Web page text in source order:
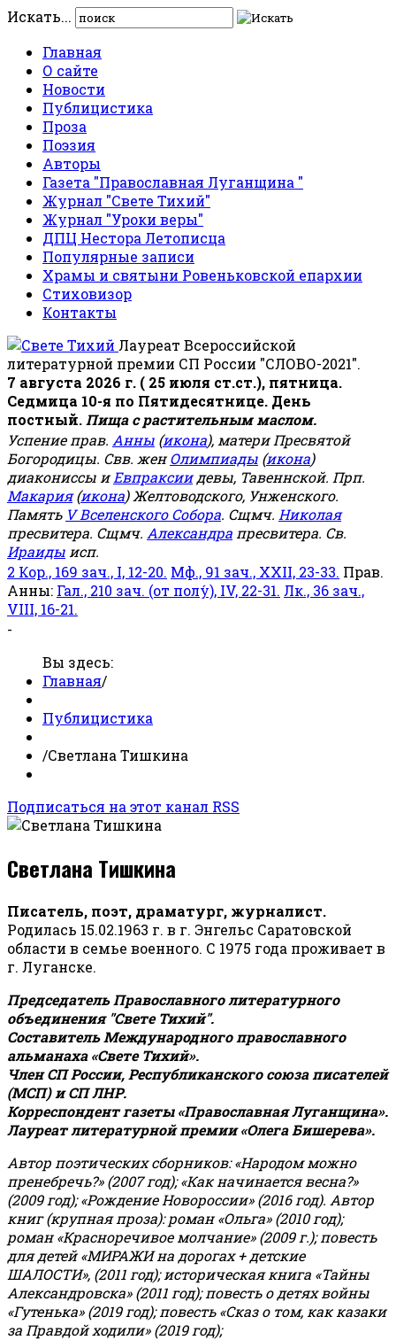
Искать...
Главная
О сайте
Новости
Публицистика
Проза
Поэзия
Авторы
Газета "Православная Луганщина "
Журнал "Свете Тихий"
Журнал "Уроки веры"
ДПЦ Нестора Летописца
Популярные записи
Храмы и святыни Ровеньковской епархии
Стиховизор
Контакты
Лауреат Всероссийской
литературной премии СП России "СЛОВО-2021".
7 августа 2026 г. ( 25 июля ст.ст.), пятница.
Седмица 10-я по Пятидесятнице. День
постный. Пища с растительным маслом.
Успение прав. Анны (икона), матери Пресвятой
Богородицы. Свв. женОлимпиады (икона)
диакониссы иЕвпраксиидевы, Тавеннской. Прп.
Макария(икона) Желтоводского, Унженского.
Память V Вселенского Собора. Сщмч. Николая
пресвитера. Сщмч. Александра пресвитера. Св.
Ираиды исп.
2 Кор., 169 зач., I, 12-20. Мф., 91 зач., XXII, 23-33. Прав.
Анны: Гал., 210 зач. (от полу́), IV, 22-31. Лк., 36 зач.,
VIII, 16-21.
-
Вы здесь:
Главная/
Публицистика
/Светлана Тишкина
Подписаться на этот канал RSS
Светлана Тишкина
Писатель, поэт, драматург, журналист.
Родилась 15.02.1963 г. в г. Энгельс Саратовской
области в семье военного. С 1975 года проживает в
г. Луганске.
Председатель Православного литературного
объединения "Свете Тихий".
Составитель Международного православного
альманаха «Свете Тихий».
Член СП России, Республиканского союза писателей
(МСП) и СП ЛНР.
Корреспондент газеты «Православная Луганщина».
Лауреат литературной премии «Олега Бишерева».
Автор поэтических сборников: «Народом можно
пренебречь?» (2007 год); «Как начинается весна?»
(2009 год); «Рождение Новороссии» (2016 год). Автор
книг (крупная проза): роман «Ольга» (2010 год);
роман «Красноречивое молчание» (2009 г.); повесть
для детей «МИРАЖИ на дорогах + детские
ШАЛОСТИ», (2011 год); историческая книга «Тайны
Александровска» (2011 год); повесть о детях войны
«Гутенька» (2019 год); повесть «Сказ о том, как казаки
за Правдой ходили» (2019 год);